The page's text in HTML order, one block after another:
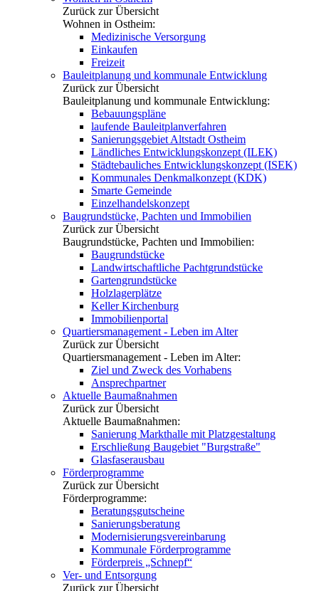
Zurück zur Übersicht
Wohnen in Ostheim:
Medizinische Versorgung
Einkaufen
Freizeit
Bauleitplanung und kommunale Entwicklung
Zurück zur Übersicht
Bauleitplanung und kommunale Entwicklung:
Bebauungspläne
laufende Bauleitplanverfahren
Sanierungsgebiet Altstadt Ostheim
Ländliches Entwicklungskonzept (ILEK)
Städtebauliches Entwicklungskonzept (ISEK)
Kommunales Denkmalkonzept (KDK)
Smarte Gemeinde
Einzelhandelskonzept
Baugrundstücke, Pachten und Immobilien
Zurück zur Übersicht
Baugrundstücke, Pachten und Immobilien:
Baugrundstücke
Landwirtschaftliche Pachtgrundstücke
Gartengrundstücke
Holzlagerplätze
Keller Kirchenburg
Immobilienportal
Quartiersmanagement - Leben im Alter
Zurück zur Übersicht
Quartiersmanagement - Leben im Alter:
Ziel und Zweck des Vorhabens
Ansprechpartner
Aktuelle Baumaßnahmen
Zurück zur Übersicht
Aktuelle Baumaßnahmen:
Sanierung Markthalle mit Platzgestaltung
Erschließung Baugebiet "Burgstraße"
Glasfaserausbau
Förderprogramme
Zurück zur Übersicht
Förderprogramme:
Beratungsgutscheine
Sanierungsberatung
Modernisierungsvereinbarung
Kommunale Förderprogramme
Förderpreis „Schnepf“
Ver- und Entsorgung
Zurück zur Übersicht